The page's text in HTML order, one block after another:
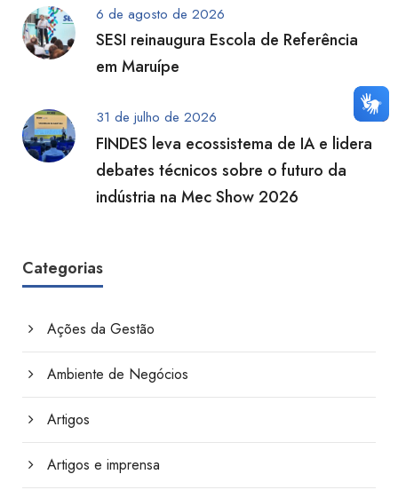
6 de agosto de 2026
SESI reinaugura Escola de Referência
em Maruípe
31 de julho de 2026
FINDES leva ecossistema de IA e lidera
debates técnicos sobre o futuro da
indústria na Mec Show 2026
Categorias
Ações da Gestão
Ambiente de Negócios
Artigos
Artigos e imprensa